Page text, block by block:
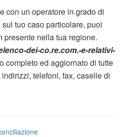
con un operatore in grado di
tuo caso particolare, puoi
presente nella tua regione.
dei-co.re.com.-e-relativi-
completo ed aggiornato di tutte
telefoni, fax, caselle di